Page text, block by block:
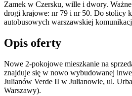
Zamek w Czersku, wille i dwory.
drogi krajowe: nr 79 i nr 50. Do stolicy
autobusowych warszawskiej
Opis oferty
Nowe 2-pokojowe mieszkanie na
znajduje się w nowo wybudowanej
Julianów Verde II w Julianowie, ul.
Warszawy).